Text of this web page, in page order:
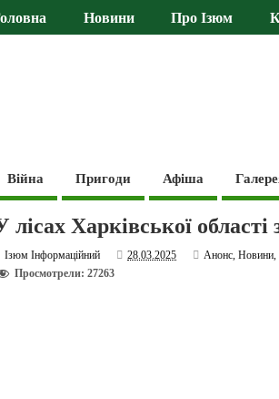
Новини Про Ізюм
Війна Пригоди Афіша
лісах Харківської
Ізюм Інформаційний 28.03.2025 Анонс,Новини,
Просмотрели: 27263